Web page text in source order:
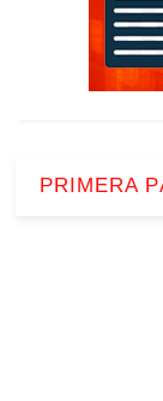
PRIMERA